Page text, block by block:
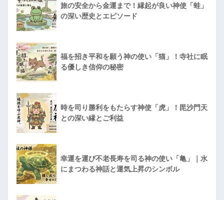
旅の安全から金運まで！縁起が良い神使「蛙」
の深い歴史とエピソード
福を招き平和を願う神の使い「猫」！寺社に眠
る優しき信仰の秘密
時を司り勝利をもたらす神使「虎」！毘沙門天
との深い縁とご利益
幸運を運び不老長寿を司る神の使い「亀」｜水
にまつわる神話と運気上昇のシンボル